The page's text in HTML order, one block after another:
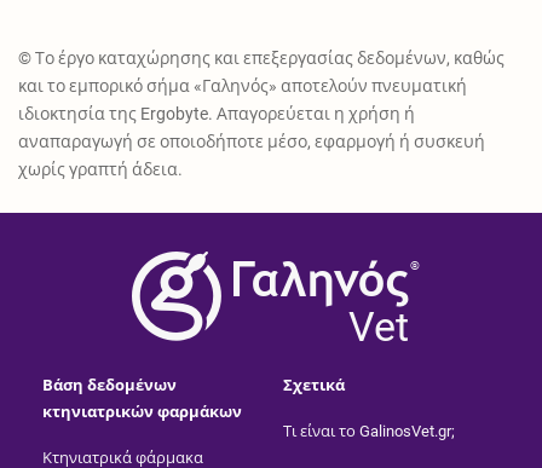
© Το έργο καταχώρησης και επεξεργασίας δεδομένων, καθώς
και το εμπορικό σήμα «Γαληνός» αποτελούν πνευματική
ιδιοκτησία της Ergobyte. Απαγορεύεται η χρήση ή
αναπαραγωγή σε οποιοδήποτε μέσο, εφαρμογή ή συσκευή
χωρίς γραπτή άδεια.
®
Vet
Βάση δεδομένων
κτηνιατρικών φαρμάκων
Κτηνιατρικά φάρμακα
Σχετικά
Τι είναι το GalinosVet.gr;